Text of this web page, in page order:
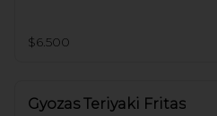
$6.500
Gyozas Teriyaki Fritas